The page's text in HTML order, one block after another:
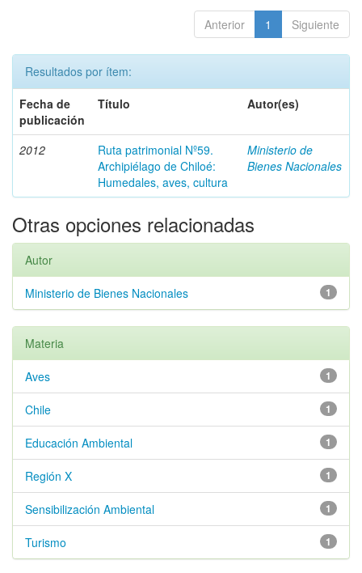
Anterior 1 Siguiente
Resultados por ítem:
Fecha de
publicación
Título Autor(es)
2012
Ruta patrimonial Nº59.
Archipiélago de Chiloé:
Humedales, aves, cultura
Ministerio de
Bienes Nacionales
Otras opciones relacionadas
Autor
1
Ministerio de Bienes Nacionales
Materia
1
Aves
1
Chile
1
Educación Ambiental
1
Región X
1
Sensibilización Ambiental
1
Turismo